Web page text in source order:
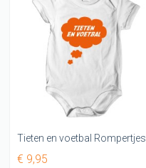
Tieten en voetbal Rompertjes
€ 9,95